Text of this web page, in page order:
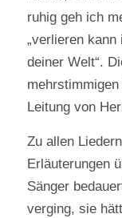
ruhig geh ich
„verlieren
deiner Welt“.
Leitung von
Zu allen
Erläuterungen
Sänger
verging, sie